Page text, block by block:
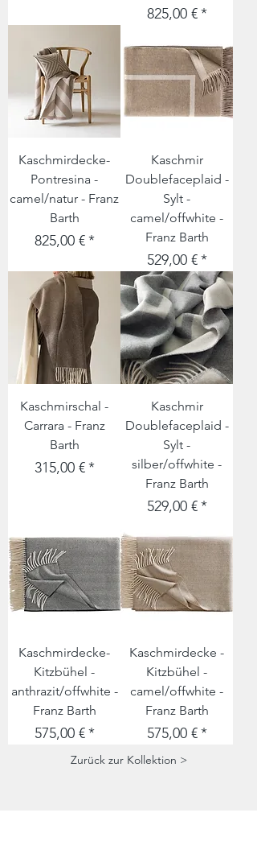
Preis
825,00 €
Kaschmirdecke-
Pontresina -
camel/natur - Franz
Barth
Preis
825,00 €
Kaschmir
Doublefaceplaid -
Sylt -
camel/offwhite -
Franz Barth
Preis
529,00 €
Kaschmirschal -
Carrara - Franz
Barth
Preis
315,00 €
Kaschmir
Doublefaceplaid -
Sylt -
silber/offwhite -
Franz Barth
Preis
529,00 €
Kaschmirdecke-
Kitzbühel -
anthrazit/offwhite -
Franz Barth
Preis
575,00 €
Kaschmirdecke -
Kitzbühel -
camel/offwhite -
Franz Barth
Preis
575,00 €
Zurück zur Kollektion >